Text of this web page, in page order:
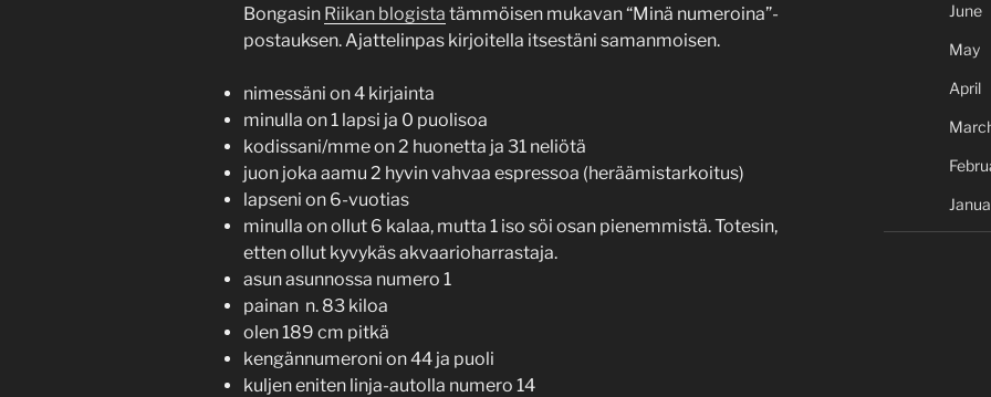
Bongasin Riikan blogista tämmöisen mukavan “Minä numeroina”-
postauksen. Ajattelinpas kirjoitella itsestäni samanmoisen.
nimessäni on 4 kirjainta
minulla on 1 lapsi ja 0 puolisoa
kodissani/mme on 2 huonetta ja 31 neliötä
juon joka aamu 2 hyvin vahvaa espressoa (heräämistarkoitus)
lapseni on 6-vuotias
minulla on ollut 6 kalaa, mutta 1 iso söi osan pienemmistä. Totesin,
etten ollut kyvykäs akvaarioharrastaja.
asun asunnossa numero 1
painan n. 83 kiloa
olen 189 cm pitkä
kengännumeroni on 44 ja puoli
kuljen eniten linja-autolla numero 14
June
May
April